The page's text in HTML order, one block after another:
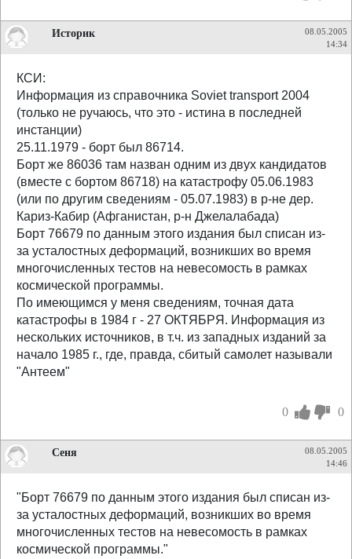
Историк
08.05.2005
14:34
КСИ:
Информация из справочника Soviet transport 2004
(только не ручаюсь, что это - истина в последней
инстанции)
25.11.1979 - борт был 86714.
Борт же 86036 там назван одним из двух кандидатов
(вместе с бортом 86718) на катастрофу 05.06.1983
(или по другим сведениям - 05.07.1983) в р-не дер.
Кариз-Кабир (Афганистан, р-н Джелалабада)
Борт 76679 по данным этого издания был списан из-
за усталостных деформаций, возникших во время
многочисленных тестов на невесомость в рамках
космической программы.
По имеющимся у меня сведениям, точная дата
катастрофы в 1984 г - 27 ОКТЯБРЯ. Информация из
нескольких источников, в т.ч. из западных изданий за
начало 1985 г., где, правда, сбитый самолет называли
"Антеем"
0 0
Сеня
08.05.2005
14:46
"Борт 76679 по данным этого издания был списан из-
за усталостных деформаций, возникших во время
многочисленных тестов на невесомость в рамках
космической программы."